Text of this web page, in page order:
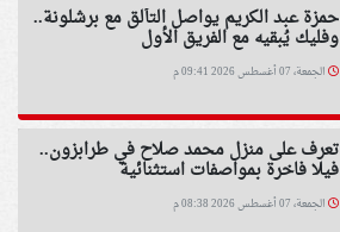
حمزة عبد الكريم يواصل التألق مع برشلونة..
وفليك يُبقيه مع الفريق الأول
الجمعة، 07 أغسطس 2026 09:41 م
تعرف على منزل محمد صلاح في طرابزون..
فيلا فاخرة بمواصفات استثنائية
الجمعة، 07 أغسطس 2026 08:38 م